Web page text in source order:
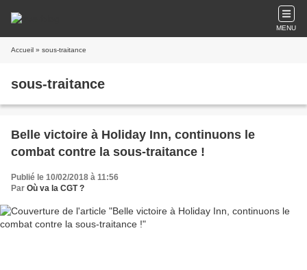
MENU
Accueil » sous-traitance
sous-traitance
Belle victoire à Holiday Inn, continuons le
combat contre la sous-traitance !
Publié le 10/02/2018 à 11:56
Par Où va la CGT ?